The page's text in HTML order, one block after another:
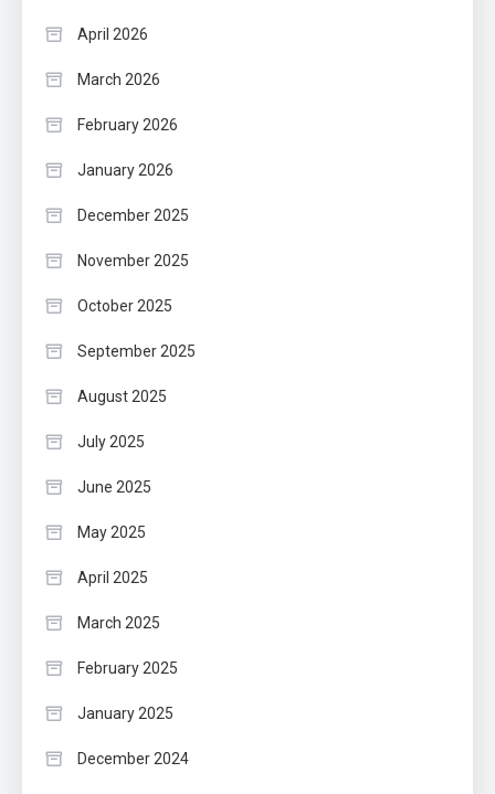
April 2026
March 2026
February 2026
January 2026
December 2025
November 2025
October 2025
September 2025
August 2025
July 2025
June 2025
May 2025
April 2025
March 2025
February 2025
January 2025
December 2024